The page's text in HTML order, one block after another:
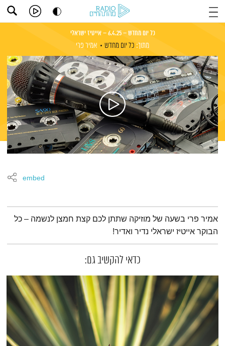
כל יום מחדש – 6.4.25 – אייטיז ישראלי
מתוך: כל יום מחדש אמיר פרי
embed
תמצית הפודקאסט
אמיר פרי בשעה של מוזיקה שתתן לכם קצת חמצן לנשמה – כל
הבוקר אייטיז ישראלי נדיר ואדיר!
כדאי להקשיב גם: